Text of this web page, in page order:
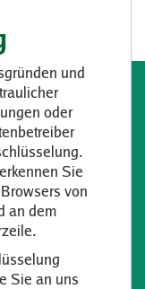
und
oder
Sie
von
an dem
Sie an uns